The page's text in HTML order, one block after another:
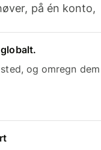
på én konto,
og omregn dem